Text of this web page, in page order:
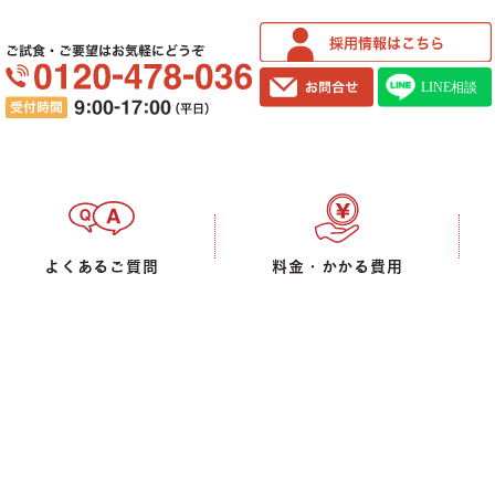
ご試食・ご要望はお気軽にどうぞ
よくあるご質問 料金・かかる費用